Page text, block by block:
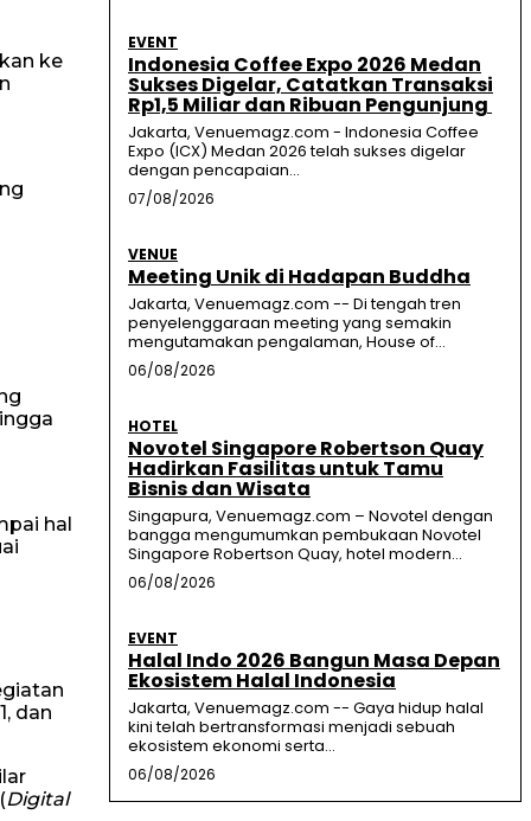
ke
hal
dan
Digital
EVENT
Indonesia Coffee Expo 2026 Medan
Sukses Digelar, Catatkan Transaksi
Rp1,5 Miliar dan Ribuan Pengunjung
Jakarta, Venuemagz.com - Indonesia Coffee
Expo (ICX) Medan 2026 telah sukses digelar
dengan pencapaian...
07/08/2026
VENUE
Meeting Unik di Hadapan Buddha
Jakarta, Venuemagz.com -- Di tengah tren
penyelenggaraan meeting yang semakin
mengutamakan pengalaman, House of...
06/08/2026
HOTEL
Novotel Singapore Robertson Quay
Hadirkan Fasilitas untuk Tamu
Bisnis dan Wisata
Singapura, Venuemagz.com – Novotel dengan
bangga mengumumkan pembukaan Novotel
Singapore Robertson Quay, hotel modern...
06/08/2026
EVENT
Halal Indo 2026 Bangun Masa Depan
Ekosistem Halal Indonesia
Jakarta, Venuemagz.com -- Gaya hidup halal
kini telah bertransformasi menjadi sebuah
ekosistem ekonomi serta...
06/08/2026